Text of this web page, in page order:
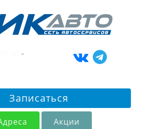
Записаться
Акции